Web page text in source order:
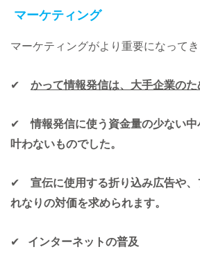
マーケティング
マーケティングがより重要になってき
✔ かって情報発信は、大手企業のた
✔
情報発信に使う資金量の少ない中
叶わないものでした。
✔
宣伝に使用する折り込み広告や
れなりの対価を求められます。
✔ インターネットの普及